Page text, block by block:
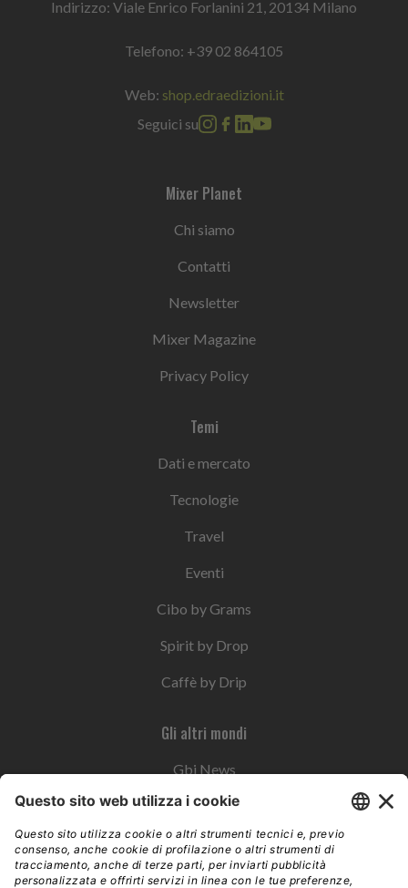
Indirizzo: Viale Enrico Forlanini 21, 20134 Milano
Telefono: +39 02 864105
Web: shop.edraedizioni.it
Seguici su
Mixer Planet
Chi siamo
Contatti
Newsletter
Mixer Magazine
Privacy Policy
Temi
Dati e mercato
Tecnologie
Travel
Eventi
Cibo by Grams
Spirit by Drop
Caffè by Drip
Gli altri mondi
Gbi News
Instoremag
Esplora il gruppo